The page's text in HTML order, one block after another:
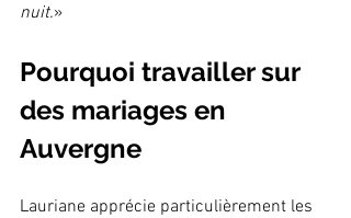
nuit.»
Pourquoi travailler sur
des mariages en
Auvergne
Lauriane apprécie particulièrement les